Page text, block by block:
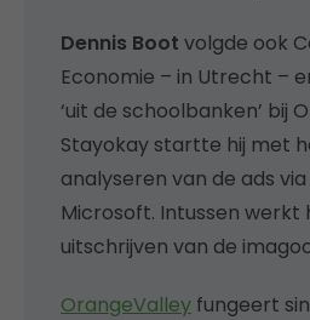
Dennis Boot volgde ook
Economie – in Utrecht –
‘uit de schoolbanken’ bij
Stayokay startte hij met
analyseren van de ads
Microsoft. Intussen werkt
uitschrijven van de
OrangeValley fungeert